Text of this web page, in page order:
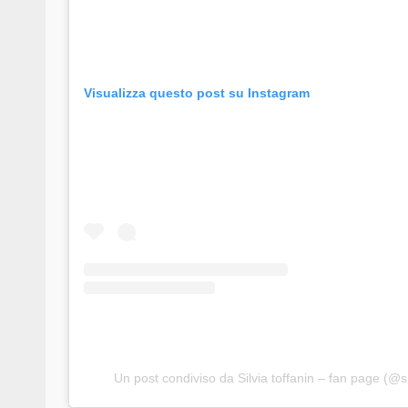
Visualizza questo post su Instagram
Un post condiviso da Silvia toffanin – fan page